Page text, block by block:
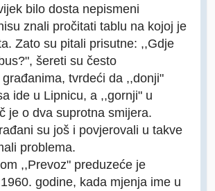
bilo dosta nepismeni
znali pročitati tablu na kojoj je
Zato su pitali prisutne: ,,Gdje
šereti su često
tvrdeći da ,,donji"
ide u Lipnicu, a ,,gornji" u
je o dva suprotna smijera.
su još i povjerovali u takve
problema.
,,Prevoz" preduzeće je
godine, kada mjenja ime u